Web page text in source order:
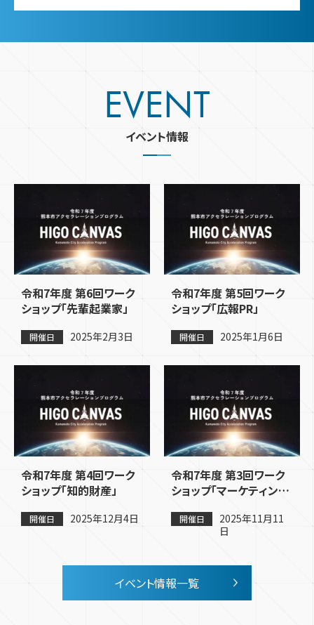
イベント情報
EVENT
令和7年度 第6回ワーク
ショップ「先輩起業家」
開催日 2025年2月3日
令和7年度 第5回ワーク
ショップ「広報PR」
開催日 2025年1月6日
令和7年度 第4回ワーク
ショップ「知的財産」
開催日 2025年12月4日
令和7年度 第3回ワーク
ショップ「マーケティン
開催日
2025年11月11
日
イベント情報一覧